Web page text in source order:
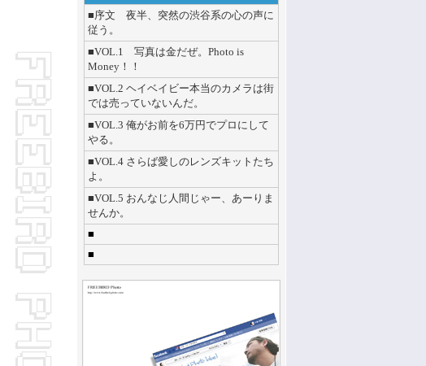
■序文 夜半、突然の渋谷系の心の声に
従う。
■VOL.1 写真は金だぜ。Photo is
Money！！
■VOL.2 ヘイベイビー本当のカメラは街
では売っていないんだ。
■VOL.3 俺がお前を6万円でプロにして
やる。
■VOL.4 さらば愛しのレンズキットたち
よ。
■VOL.5 おんなじ人間じゃー、あーりま
せんか。
■
■